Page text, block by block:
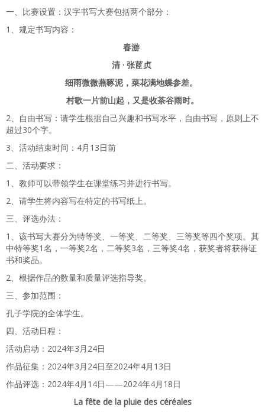
一、比赛设置：汉字书写大赛包括两个部分：
1、规定书写内容：
春游
清 · 张茝贞
细雨微微燕啄泥，菜花满地蝶参差。
村歌一片前山起，又是收茶谷雨时。
2、自由书写：请学生根据自己兴趣和书写水平，自由书写，原则上不
超过30个字。
3、活动结束时间：4月13日前
二、活动要求：
1、教师可以带领学生在课堂练习并进行书写。
2、请学生将内容写在特定的书写纸上。
三、评选办法：
1、该书写大赛分为特等奖、一等奖、二等奖、三等奖等四个奖项。其
中特等奖1名，一等奖2名，二等奖3名，三等奖4名，获奖者将获得证
书和奖品。
2、根据作品的数量和质量评选指导奖。
三、参加范围：
孔子学院的全体学生。
四、活动日程：
活动启动：2024年3月24日
作品征集：2024年3月24日至2024年4月13日
作品评选：2024年4月14日——2024年4月18日
La fête de la pluie des céréales